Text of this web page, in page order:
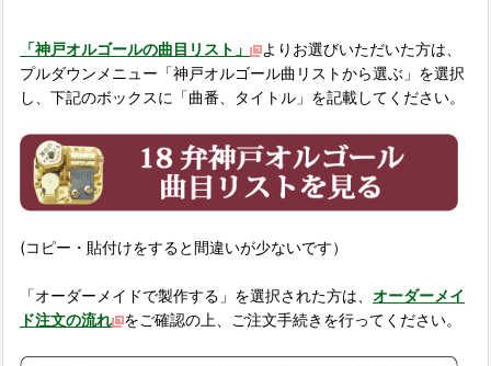
「神戸オルゴールの曲目リスト」
よりお選びいただいた方は、
プルダウンメニュー「神戸オルゴール曲リストから選ぶ」を選択
し、下記のボックスに「曲番、タイトル」を記載してください。
(コピー・貼付けをすると間違いが少ないです）
「オーダーメイドで製作する」を選択された方は、 オーダーメイ
ド注文の流れ
をご確認の上、ご注文手続きを行ってください。